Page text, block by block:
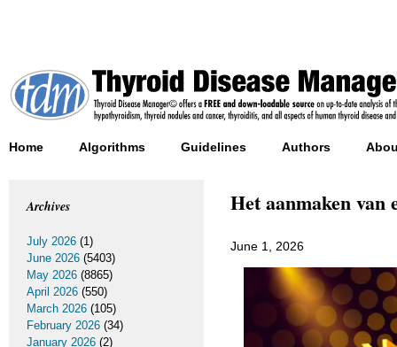
Home Algorithms Guidelines Authors
Het aanmaken van
June 1, 2026
Archives
July 2026 (1)
June 2026 (5403)
May 2026 (8865)
April 2026 (550)
March 2026 (105)
February 2026 (34)
January 2026 (2)